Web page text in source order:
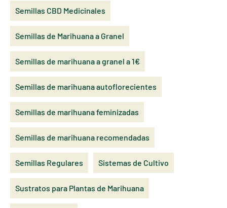
Semillas CBD Medicinales
Semillas de Marihuana a Granel
Semillas de marihuana a granel a 1€
Semillas de marihuana autoflorecientes
Semillas de marihuana feminizadas
Semillas de marihuana recomendadas
Semillas Regulares Sistemas de Cultivo
Sustratos para Plantas de Marihuana